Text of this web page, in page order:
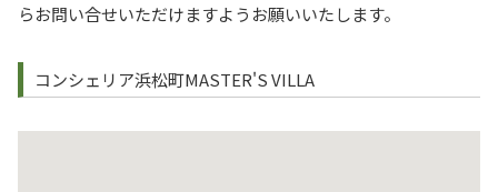
らお問い合せいただけますようお願いいたします。
コンシェリア浜松町MASTER'S VILLA